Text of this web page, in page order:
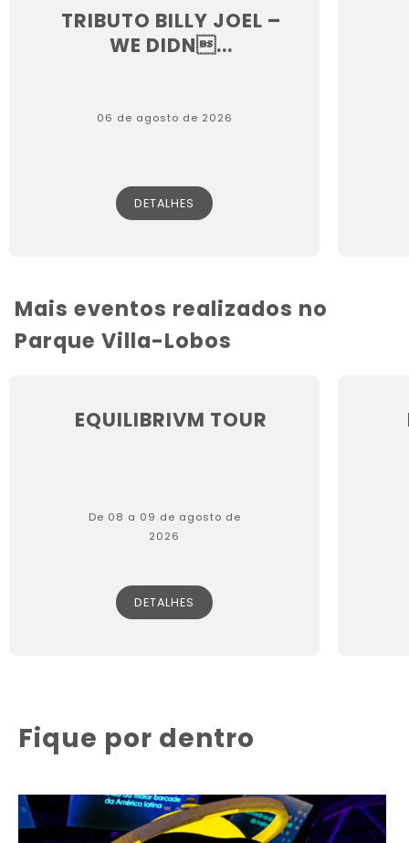
TRIBUTO BILLY JOEL –
WE DIDN...
06 de agosto de 2026
DETALHES
Mais eventos realizados no
Parque Villa-Lobos
EQUILIBRIVM TOUR
De 08 a 09 de agosto de
2026
DETALHES
Fique por dentro